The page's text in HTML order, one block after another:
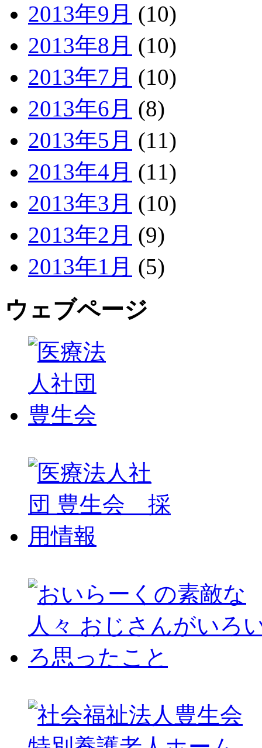
2013年9月 (10)
2013年8月 (10)
2013年7月 (10)
2013年6月 (8)
2013年5月 (11)
2013年4月 (11)
2013年3月 (10)
2013年2月 (9)
2013年1月 (5)
ウェブページ